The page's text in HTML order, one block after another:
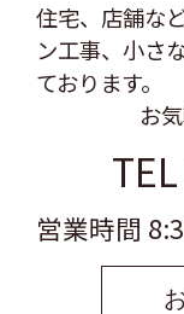
住宅、店舗な
ン工事、 小さ
ております。
お
営業時間